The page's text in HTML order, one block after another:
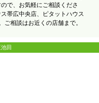
で、お気軽にご相談くださ
帯広中央店、ピタットハウス
相談はお近くの店舗まで。
田